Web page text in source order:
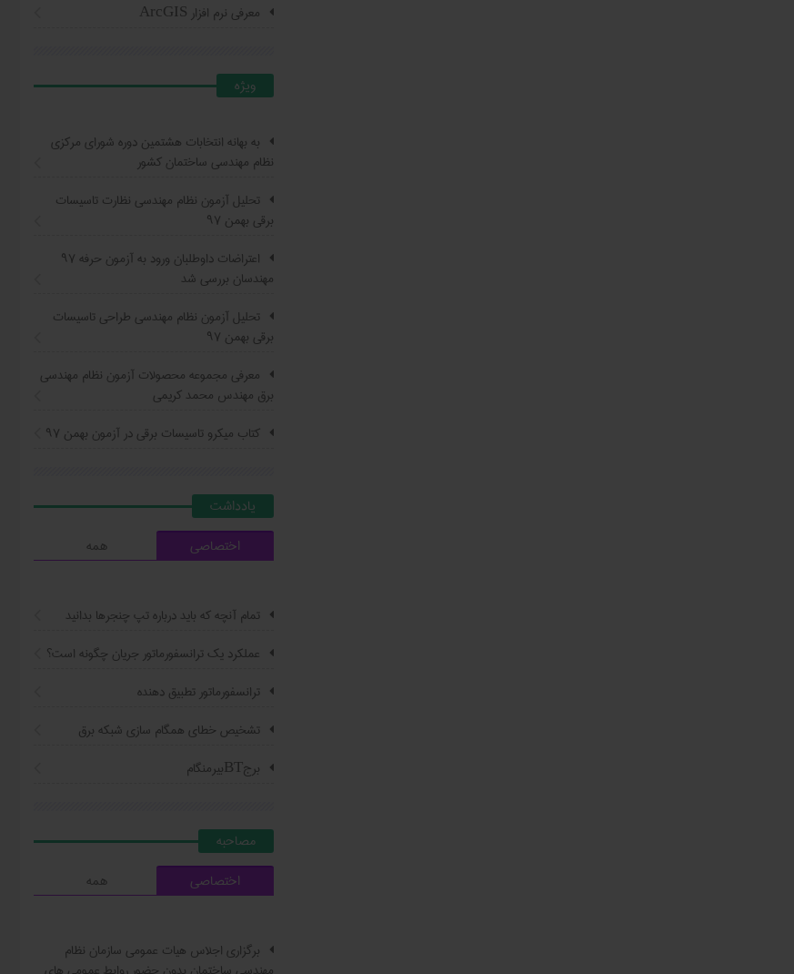
معرفی نرم افزار ArcGIS
ويژه
به بهانه انتخابات هشتمین دوره شورای مرکزی
نظام مهندسی ساختمان کشور
تحلیل آزمون نظام مهندسی نظارت تاسیسات
برقی بهمن ۹۷
اعتراضات داوطلبان ورود به آزمون حرفه ٩٧
مهندسان بررسی شد
تحلیل آزمون نظام مهندسی طراحی تاسیسات
برقی بهمن ۹۷
معرفی مجموعه محصولات آزمون نظام مهندسی
برق مهندس محمد کریمی
کتاب ميکرو تاسيسات برقي در آزمون بهمن ۹۷
يادداشت
اختصاصی
همه
تمام آنچه که باید درباره تپ چنجرها بدانید
عملکرد یک ترانسفورماتور جریان چگونه است؟
ترانسفورماتور تطبیق دهنده
تشخیص خطای همگام سازی شبکه برق
برجBTبیرمنگام
مصاحبه
اختصاصی
همه
برگزاری اجلاس هیات عمومی سازمان نظام